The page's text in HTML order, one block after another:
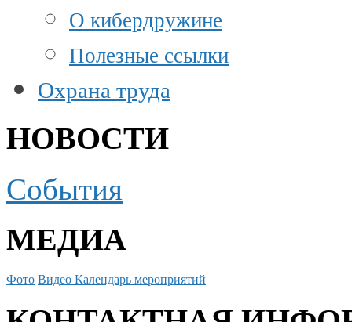
О кибердружине
Полезные ссылки
Охрана труда
НОВОСТИ
События
МЕДИА
Фото Видео Календарь мероприятий